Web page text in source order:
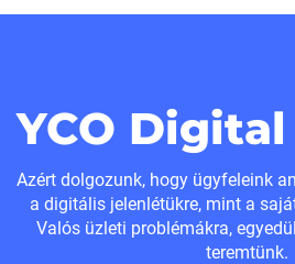
YCO
Azért dolgozunk, hogy ügyfeleink
a digitális jelenlétükre, mint a
Valós üzleti problémákra,
teremtünk.